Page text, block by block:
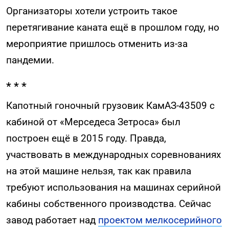
Организаторы хотели устроить такое
перетягивание каната ещё в прошлом году, но
мероприятие пришлось отменить из-за
пандемии.
* * *
Капотный гоночный грузовик КамАЗ-43509 с
кабиной от «Мерседеса Зетроса» был
построен ещё в 2015 году. Правда,
участвовать в международных соревнованиях
на этой машине нельзя, так как правила
требуют использования на машинах серийной
кабины собственного производства. Сейчас
завод работает над проектом мелкосерийного